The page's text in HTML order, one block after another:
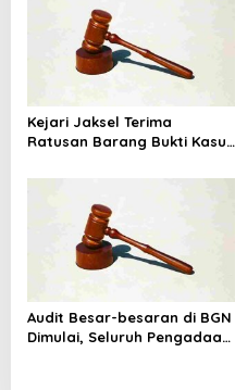
Kejari Jaksel Terima
Ratusan Barang Bukti Kasus
Jokowi
Audit Besar-besaran di BGN
Dimulai, Seluruh Pengadaan